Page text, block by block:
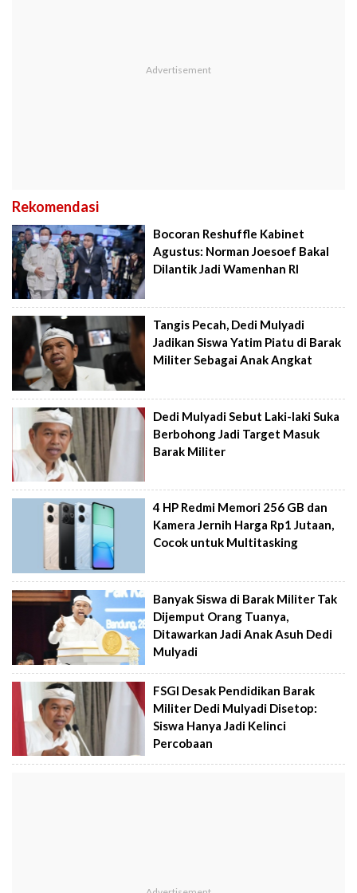
Rekomendasi
Bocoran Reshuffle Kabinet
Agustus: Norman Joesoef Bakal
Dilantik Jadi Wamenhan RI
Tangis Pecah, Dedi Mulyadi
Jadikan Siswa Yatim Piatu di Barak
Militer Sebagai Anak Angkat
Dedi Mulyadi Sebut Laki-laki Suka
Berbohong Jadi Target Masuk
Barak Militer
4 HP Redmi Memori 256 GB dan
Kamera Jernih Harga Rp1 Jutaan,
Cocok untuk Multitasking
Banyak Siswa di Barak Militer Tak
Dijemput Orang Tuanya,
Ditawarkan Jadi Anak Asuh Dedi
Mulyadi
FSGI Desak Pendidikan Barak
Militer Dedi Mulyadi Disetop:
Siswa Hanya Jadi Kelinci
Percobaan